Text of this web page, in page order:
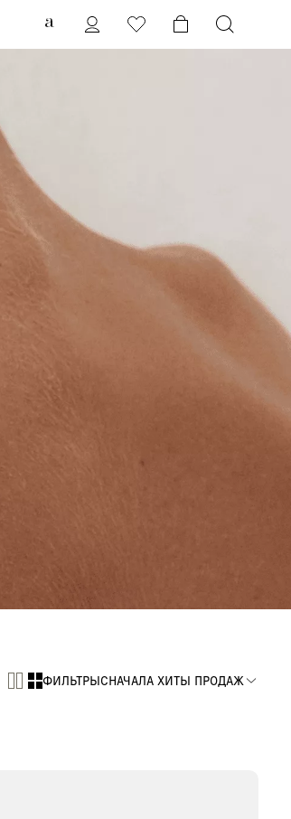
ФИЛЬТРЫСНАЧАЛА ХИТЫ ПРОДАЖ